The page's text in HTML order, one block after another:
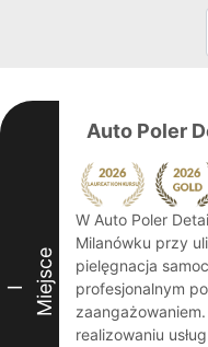
I Miejsce
Auto Poler
W Auto Poler
Milanówku przy
pielęgnacja
profesjonalnym
realizowaniu